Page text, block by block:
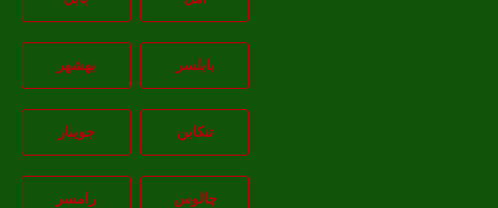
بابلسر بهشهر
تنکابن جويبار
چالوس رامسر